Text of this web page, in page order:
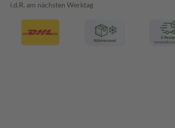
i.d.R. am nächsten Werktag